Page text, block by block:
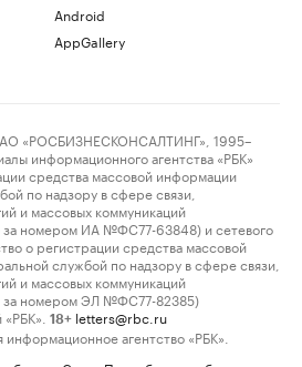
Android
AppGallery
«РОСБИЗНЕСКОНСАЛТИНГ», 1995–
информационного агентства «РБК»
средства массовой информации
по надзору в сфере связи,
и массовых коммуникаций
за номером ИА №ФС77-63848) и сетевого
о регистрации средства массовой
службой по надзору в сфере связи,
и массовых коммуникаций
за номером ЭЛ №ФС77-82385)
18+ letters@rbc.ru
информационное агентство «РБК».